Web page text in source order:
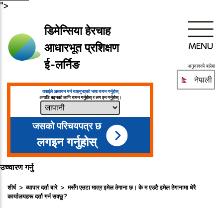
">
डिमेन्सिया हेरचाह
आधारभूत प्रशिक्षण
ई-लर्निङ
तपाईंले अध्ययन गर्न चाहनुभएको भाषा चयन गर्नुहोस्
अगाडि बढ्नको लागि चयन गर्नुहोस् र लग इन गर्नुहोस्।
जसको परिचयपत्र छ
लगइन गर्नुहोस्
उच्चारण गर्नु
अनुवादको बारेमा
नेपाली
शीर्ष व्यापार दर्ता बारे
मसँग एउटा मात्र इमेल ठेगाना छ। के म एउटै इमेल ठेगानामा धेरै
कार्यालयहरू दर्ता गर्न सक्छु?